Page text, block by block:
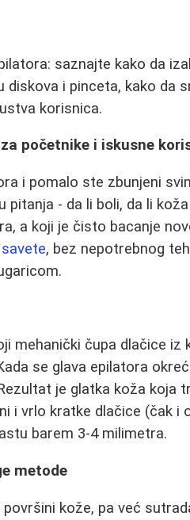
saznajte kako da
diskova i pinceta, kako da
korisnica.
početnike i iskusne
i pomalo ste zbunjeni
pitanja - da li boli, da li
a koji je čisto bacanje
, bez nepotrebnog
mehanički čupa dlačice
se glava epilatora
je glatka koža koja
i vrlo kratke dlačice (čak i
barem 3-4 milimetra.
metode
kože, pa već